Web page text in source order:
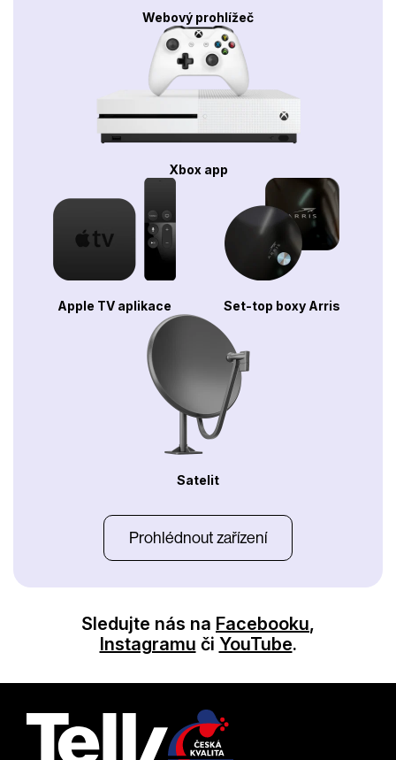
Webový prohlížeč
Xbox app
Apple TV aplikace Set-top boxy Arris
Satelit
Prohlédnout zařízení
Sledujte nás na Facebooku,
Instagramu či YouTube.